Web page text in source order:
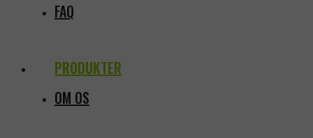
FAQ
OM OS
PRODUKTER